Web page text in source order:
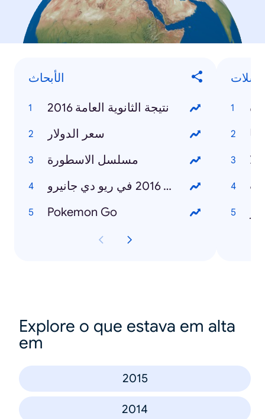
الأبحاث
نتيجة الثانوية العامة 2016
سعر الدولار
مسلسل الاسطورة
الألعاب الأولمبية 2016 في ريو دي جانيرو
Pokemon Go
Explore o que estava em alta
em
2015
2014